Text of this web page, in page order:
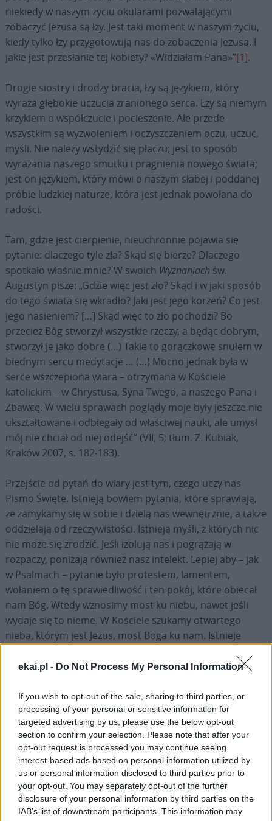
ekai.pl - Do Not Process My Personal Information
If you wish to opt-out of the sale, sharing to third parties, or
processing of your personal or sensitive information for
targeted advertising by us, please use the below opt-out
section to confirm your selection. Please note that after your
opt-out request is processed you may continue seeing
interest-based ads based on personal information utilized by
us or personal information disclosed to third parties prior to
your opt-out. You may separately opt-out of the further
disclosure of your personal information by third parties on the
IAB’s list of downstream participants. This information may
niekiedy w naszym życiu okularami pozwalającymi
zobaczyć Jezusa są łzy. Jest taki moment w naszym życiu,
kiedy tylko łzy przygotowują nas do zobaczenia Jezusa. I
jakie jest przesłanie tej kobiety? «Widziałam Pana»”[1].
Drogie siostry i drodzy bracia, łzy są językiem, który
wyraża głębokie uczucia zranionego serca. Łzy są niemym
krzykiem o współczucie i pocieszenie. Ale przede
wszystkim są wyzwoleniem i oczyszczeniem oczu, uczuć,
myśli. Nie należy wstydzić się płaczu; jest to sposób
wyrażania naszego smutku i pragnienia nowego świata;
jest on językiem, który mówi o naszym słabej i poddanej
próbie ludzkiej naturze, która jest jednak powołana do
radości.
Tam, gdzie jest cierpienie, nieuchronnie pojawia się
pytanie: dlaczego tyle zła? Skąd się bierze? Dlaczego
spotkało właśnie mnie? W swoich Wyznaniach św.
Augustyn pisze: „Gdzie więc jest zło? Skąd i w jaki sposób
do tego świata się wkradło? Jaki jest jego korzeń? Co jest
jego nasieniem? […] Skąd więc to zło pochodzi? Bo
przecież Bóg stworzył wszystkie rzeczy, a będąc dobrym,
stworzył je jako dobre (…) Takie to gorączkowe snułem w
biednym sercu medytacje … (…) Mocno jednak była w
serce wszczepiona wiara – otrzymana w Kościele
katolickim – w Chrystusa, Syna Twego, a naszego Pana i
Zbawcę. W wielu sprawach poglądy moje były jeszcze nie
ukształtowane i odbiegały od właściwej nauki, ale umysł
mój nie chciał od niej odejść” (VII, 5; tłum. Z. Kubiak,
Kraków 2007, s. 182-183).
Przejście od pytań do wiary jest tym, czego uczy nas
Pismo Święte. Istnieją bowiem pytania, które sprawiają,
że zamykamy się w sobie i dzielą nas wewnętrznie, a także
oddzielają od rzeczywistości. Istnieją myśli, z których nic
nie może się zrodzić. Jeśli izolują nas i pogrążają w
rozpaczy, poniżają również nasz intelekt. Lepiej aby – jak
w Psalmach – pytanie było protestem, lamentem,
wołaniem o tę sprawiedliwość i ten pokój, które obiecał
nam Bóg. Wtedy wznosimy most ku niebu, nawet jeśli
wydaje się to nieme. W Kościele szukamy otwartego
nieba, którym jest Jezus, most Boga ku nam. Istnieje
trwała” pozostaje ta wiara, która wydaje nam się
morzu.
Tam, gdzie jest zło, tam musimy szukać pocieszenia i
ukojenia, które je przezwyciężają i nie dają mu
wytchnienia. W Kościele oznacza to: nigdy samotnie.
Oparcie głowy na ramieniu, które cię pociesza, płacze z
tobą i daje ci siłę jest lekarstwem, którego nikt nie może
się pozbawić, ponieważ jest znakiem miłości. Tam, gdzie
ból jest głęboki, jeszcze silniejsza musi być nadzieja, która